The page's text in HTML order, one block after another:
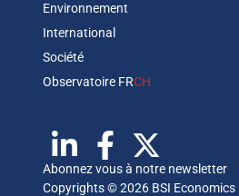
Environnement
International
Société
Observatoire FRCH
Abonnez vous à notre newsletter
Copyrights © 2026 BSI Economics